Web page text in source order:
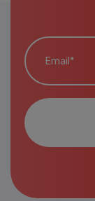
Email*